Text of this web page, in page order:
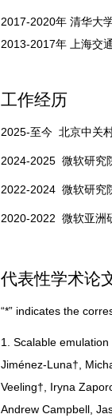
2017-2020年 清华大
2013-2017年 上海交
工作经历
2025-至今 北京中关
2024-2025 微软研究
2022-2024 微软研究
2020-2022 微软亚洲
代表性学术论
“*” indicates the
1. Scalable
Jiménez-Luna†,
Veeling†, Iryna
Andrew Campbell,